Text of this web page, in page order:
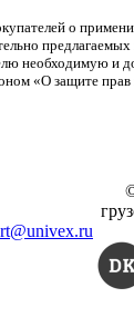
о
необходимую и
«О защите